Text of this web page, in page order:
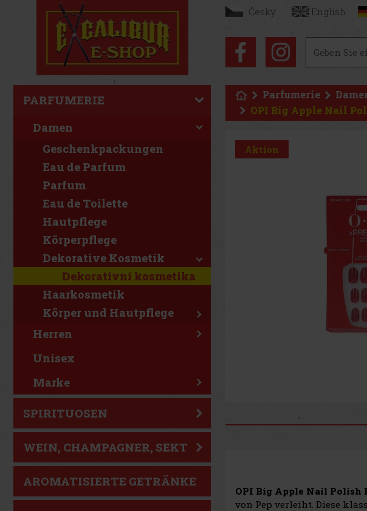
Česky English
PARFUMERIE
Damen
Geschenkpackungen
Eau de Parfum
Parfum
Eau de Toilette
Hautpflege
Körperpflege
Dekorative Kosmetik
Dekorativní kosmetika
Haarkosmetik
Körper und Hautpflege
Herren
Unisex
Marke
SPIRITUOSEN
WEIN, CHAMPAGNER, SEKT
AROMATISIERTE GETRÄNKE
Parfumerie
OPI Big Apple Nail
Aktion
OPI Big Apple Nail Polish
von Pep verleiht. Diese